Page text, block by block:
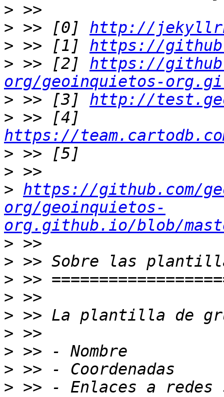
>
> >> [0] http://
> >> [1] https://
> >> [2] https://
org/geoinquietos-
> >> [3] http://
>
https://
>
>
> https://github.com/
org/geoinquietos-
org.github.io/blob/
>
>
>
>
>
>
>
>
> >> - Enlaces a redes